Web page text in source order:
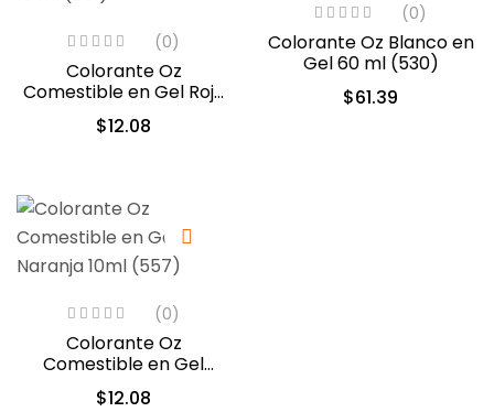
(0)
Colorante Oz
Comestible en Gel Rojo
10 ml (551)
$12.08
(0)
Colorante Oz Blanco en
Gel 60 ml (530)
$61.39
(0)
Colorante Oz
Comestible en Gel
Naranja 10ml (557)
$12.08